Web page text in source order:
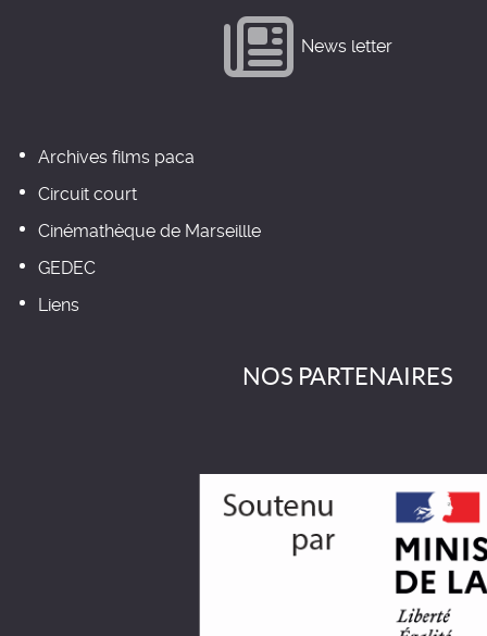
News letter
Archives films paca
Circuit court
Cinémathèque de Marseillle
GEDEC
Liens
NOS PARTENAIRES